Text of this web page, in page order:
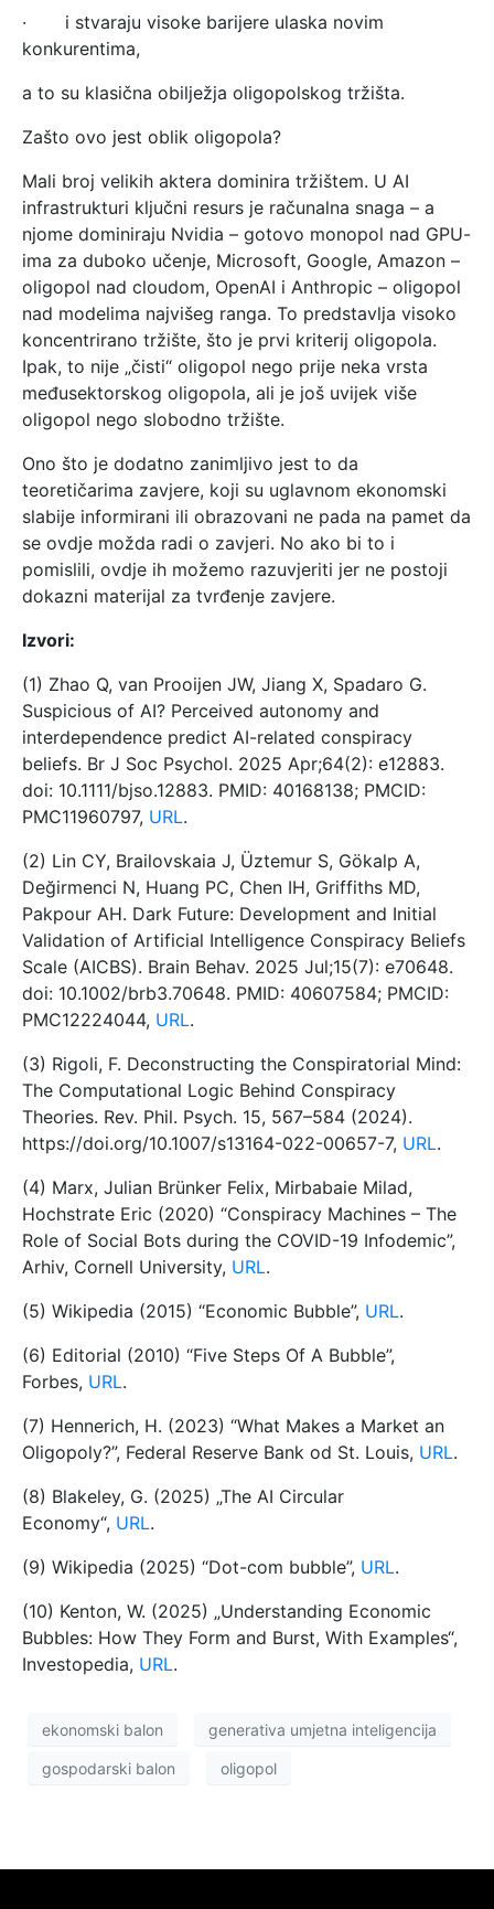
· i stvaraju visoke barijere ulaska novim
konkurentima,
a to su klasična obilježja oligopolskog tržišta.
Zašto ovo jest oblik oligopola?
Mali broj velikih aktera dominira tržištem. U AI
infrastrukturi ključni resurs je računalna snaga – a
njome dominiraju Nvidia – gotovo monopol nad GPU-
ima za duboko učenje, Microsoft, Google, Amazon –
oligopol nad cloudom, OpenAI i Anthropic – oligopol
nad modelima najvišeg ranga. To predstavlja visoko
koncentrirano tržište, što je prvi kriterij oligopola.
Ipak, to nije „čisti“ oligopol nego prije neka vrsta
međusektorskog oligopola, ali je još uvijek više
oligopol nego slobodno tržište.
Ono što je dodatno zanimljivo jest to da
teoretičarima zavjere, koji su uglavnom ekonomski
slabije informirani ili obrazovani ne pada na pamet da
se ovdje možda radi o zavjeri. No ako bi to i
pomislili, ovdje ih možemo razuvjeriti jer ne postoji
dokazni materijal za tvrđenje zavjere.
Izvori:
(1) Zhao Q, van Prooijen JW, Jiang X, Spadaro G.
Suspicious of AI? Perceived autonomy and
interdependence predict AI-related conspiracy
beliefs. Br J Soc Psychol. 2025 Apr;64(2): e12883.
doi: 10.1111/bjso.12883. PMID: 40168138; PMCID:
PMC11960797, URL.
(2) Lin CY, Brailovskaia J, Üztemur S, Gökalp A,
Değirmenci N, Huang PC, Chen IH, Griffiths MD,
Pakpour AH. Dark Future: Development and Initial
Validation of Artificial Intelligence Conspiracy Beliefs
Scale (AICBS). Brain Behav. 2025 Jul;15(7): e70648.
doi: 10.1002/brb3.70648. PMID: 40607584; PMCID:
PMC12224044, URL.
(3) Rigoli, F. Deconstructing the Conspiratorial Mind:
The Computational Logic Behind Conspiracy
Theories. Rev. Phil. Psych. 15, 567–584 (2024).
https://doi.org/10.1007/s13164-022-00657-7, URL.
(4) Marx, Julian Brünker Felix, Mirbabaie Milad,
Hochstrate Eric (2020) “Conspiracy Machines – The
Role of Social Bots during the COVID-19 Infodemic”,
Arhiv, Cornell University, URL.
(5) Wikipedia (2015) “Economic Bubble”, URL.
(6) Editorial (2010) “Five Steps Of A Bubble”,
Forbes, URL.
(7) Hennerich, H. (2023) “What Makes a Market an
Oligopoly?”, Federal Reserve Bank od St. Louis, URL.
(8) Blakeley, G. (2025) „The AI Circular
Economy“, URL.
(9) Wikipedia (2025) “Dot-com bubble”, URL.
(10) Kenton, W. (2025) „Understanding Economic
Bubbles: How They Form and Burst, With Examples“,
Investopedia, URL.
ekonomski balon generativa umjetna inteligencija
gospodarski balon oligopol